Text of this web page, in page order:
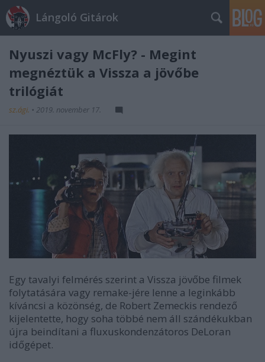
Lángoló Gitárok
Nyuszi vagy McFly? - Megint
megnéztük a Vissza a jövőbe
trilógiát
sz.ági. • 2019. november 17.
Egy tavalyi felmérés szerint a Vissza jövőbe filmek
folytatására vagy remake-jére lenne a leginkább
kíváncsi a közönség, de Robert Zemeckis rendező
kijelentette, hogy soha többé nem áll szándékukban
újra beindítani a fluxuskondenzátoros DeLoran
időgépet.